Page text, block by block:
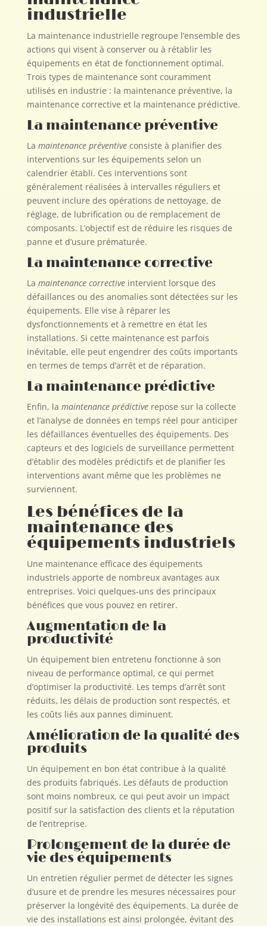
industrielle
La maintenance industrielle regroupe l’ensemble des
actions qui visent à conserver ou à rétablir les
équipements en état de fonctionnement optimal.
Trois types de maintenance sont couramment
utilisés en industrie : la maintenance préventive, la
maintenance corrective et la maintenance prédictive.
La maintenance préventive
La maintenance préventiveconsiste à planifier des
interventions sur les équipements selon un
calendrier établi. Ces interventions sont
généralement réalisées à intervalles réguliers et
peuvent inclure des opérations de nettoyage, de
réglage, de lubrification ou de remplacement de
composants. L’objectif est de réduire les risques de
panne et d’usure prématurée.
La maintenance corrective
La maintenance correctiveintervient lorsque des
défaillances ou des anomalies sont détectées sur les
équipements. Elle vise à réparer les
dysfonctionnements et à remettre en état les
installations. Si cette maintenance est parfois
inévitable, elle peut engendrer des coûts importants
en termes de temps d’arrêt et de réparation.
La maintenance prédictive
Enfin, la maintenance prédictiverepose sur la collecte
et l’analyse de données en temps réel pour anticiper
les défaillances éventuelles des équipements. Des
capteurs et des logiciels de surveillance permettent
d’établir des modèles prédictifs et de planifier les
interventions avant même que les problèmes ne
surviennent.
Les bénéfices de la
maintenance des
équipements industriels
Une maintenance efficace des équipements
industriels apporte de nombreux avantages aux
entreprises. Voici quelques-uns des principaux
bénéfices que vous pouvez en retirer.
Augmentation de la
productivité
Un équipement bien entretenu fonctionne à son
niveau de performance optimal, ce qui permet
d’optimiser la productivité. Les temps d’arrêt sont
réduits, les délais de production sont respectés, et
les coûts liés aux pannes diminuent.
Amélioration de la qualité des
produits
Un équipement en bon état contribue à la qualité
des produits fabriqués. Les défauts de production
sont moins nombreux, ce qui peut avoir un impact
positif sur la satisfaction des clients et la réputation
de l’entreprise.
Prolongement de la durée de
vie des équipements
Un entretien régulier permet de détecter les signes
d’usure et de prendre les mesures nécessaires pour
préserver la longévité des équipements. La durée de
vie des installations est ainsi prolongée, évitant des